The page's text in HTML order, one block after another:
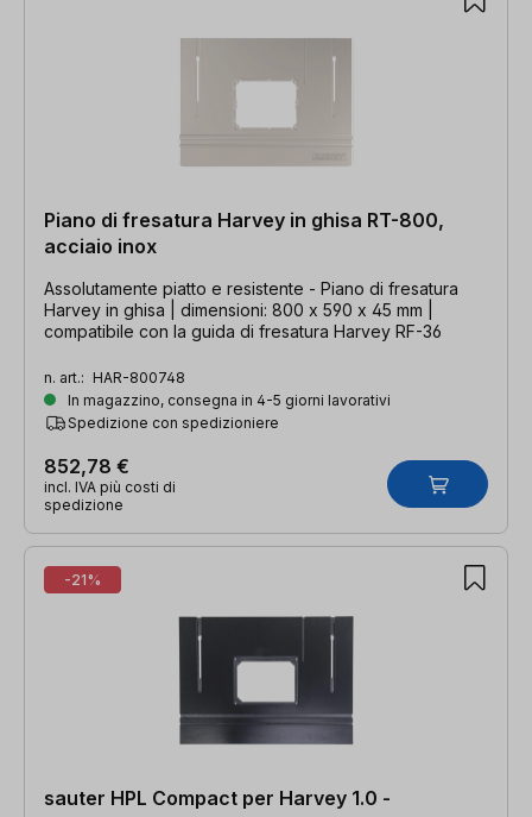
Piano di fresatura Harvey in ghisa RT-800,
acciaio inox
Assolutamente piatto e resistente - Piano di fresatura
Harvey in ghisa | dimensioni: 800 x 590 x 45 mm |
compatibile con la guida di fresatura Harvey RF-36
n. art.: HAR-800748
In magazzino, consegna in 4-5 giorni lavorativi
Spedizione con spedizioniere
852,78 €
incl. IVA più costi di
spedizione
-21%
sauter HPL Compact per Harvey 1.0 -